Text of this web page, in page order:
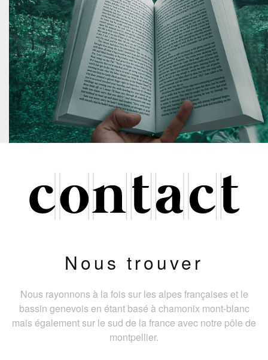
Nous trouver
Nous rayonnons à la fois sur les alpes françaises et le
bassin genevois en étant basé à chamonix mont-blanc
mais également sur le sud de la france avec notre pôle de
montpellier.